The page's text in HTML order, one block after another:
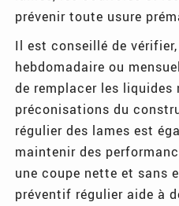
prévenir toute usure
Il est conseillé de
hebdomadaire ou
de remplacer les
préconisations du
régulier des lames est
maintenir des
une coupe nette et sans
préventif régulier aide à